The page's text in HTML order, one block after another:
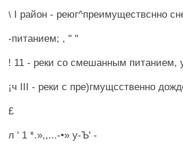
\ I район - реюг^преимуществснно
-питанием; , " ''
! 11 - реки со смешанным питанием,
¡ч III - реки с пре)гмущсственно
£
л ' 1 *.»,,...-•» у-Ъ' -